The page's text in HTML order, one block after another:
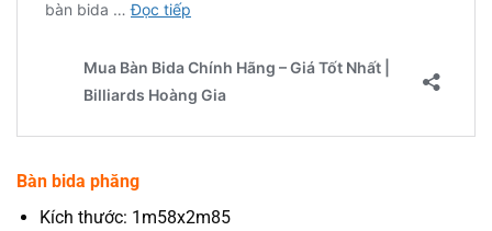
Bàn bida phăng
Kích thước: 1m58x2m85